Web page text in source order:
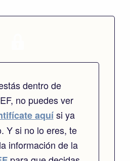
dentro de
no puedes ver
aquísi ya
Y si no lo eres, te
información de la